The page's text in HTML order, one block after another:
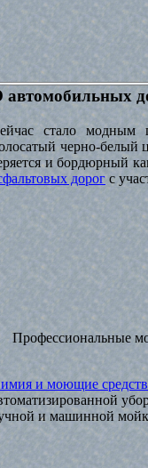
автомобильных
стало модным
черно-белый
и бордюрный
дорог с
Профессиональные
и моющие
и машинной